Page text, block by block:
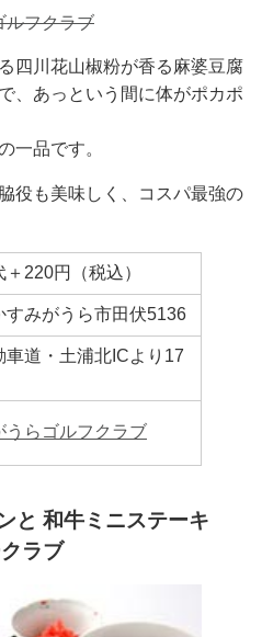
ルフクラブ
四川花山椒粉が香る麻婆豆腐
、あっという間に体がポカポ
一品です。
役も美味しく、コスパ最強の
220円（税込）
すみがうら市田伏5136
車道・土浦北ICより17
うらゴルフクラブ
と 和牛ミニステーキ
ラブ